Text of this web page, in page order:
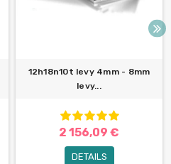
12h18n10t levy 4mm - 8mm
levy...
2 156,09 €
DETAILS